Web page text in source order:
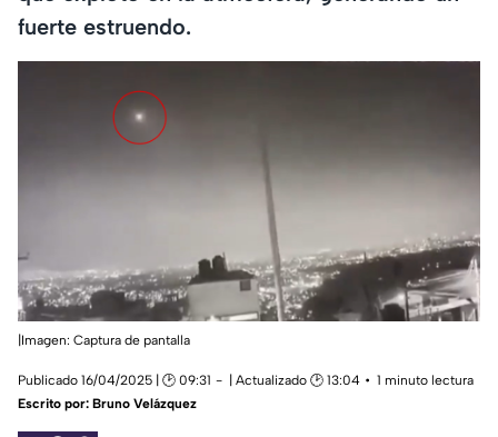
fuerte estruendo.
|Imagen: Captura de pantalla
Publicado 16/04/2025 | 🕑 09:31 | Actualizado 🕑 13:04
1 minuto lectura
Escrito por: Bruno Velázquez